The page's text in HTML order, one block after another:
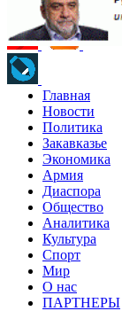
Главная
Новости
Политика
Закавказье
Экономика
Армия
Диаспора
Общество
Аналитика
Культура
Спорт
Мир
О нас
ПАРТНЕРЫ